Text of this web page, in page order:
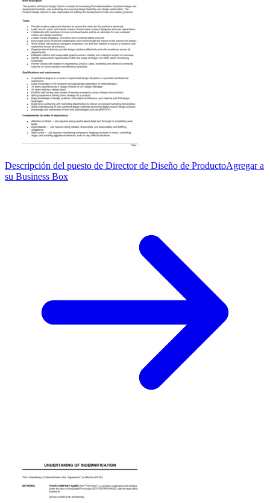
Descripción del puesto de Director de Diseño de ProductoAgregar a
su Business Box